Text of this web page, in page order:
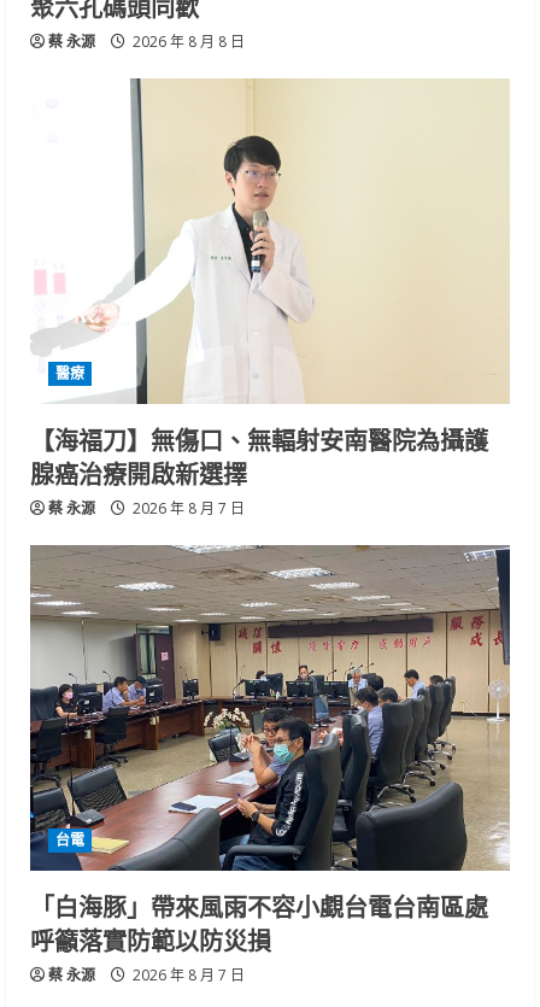
蔡 永源 2026 年 8 月 8 日
醫療
【海福刀】無傷口、無輻射安南醫院為攝護
腺癌治療開啟新選擇
蔡 永源 2026 年 8 月 7 日
台電
「白海豚」帶來風雨不容小覷台電台南區處
呼籲落實防範以防災損
蔡 永源 2026 年 8 月 7 日